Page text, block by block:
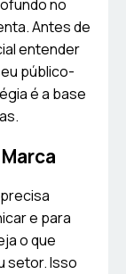
no
Antes de
entender
público-
é a base
e para
o que
setor. Isso